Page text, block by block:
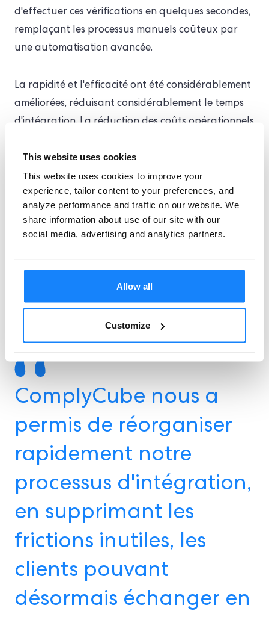
This website uses cookies
This website uses cookies to improve your
experience, tailor content to your preferences, and
analyze performance and traffic on our website. We
share information about use of our site with our
social media, advertising and analytics partners.
Allow all
Customize
d'effectuer ces vérifications en quelques secondes,
remplaçant les processus manuels coûteux par
une automatisation avancée.
La rapidité et l'efficacité ont été considérablement
améliorées, réduisant considérablement le temps
d'intégration. La réduction des coûts opérationnels
d'intégration a pu gérer sans problème un grand
nombre de nouveaux utilisateurs. L'amélioration
du respect des réglementations en matière de
lutte contre le blanchiment d'argent et de
connaissance du client (KYC) a été un facteur de
pénalités pour non-conformité.
ComplyCube nous a
permis de réorganiser
rapidement notre
processus d'intégration,
en supprimant les
frictions inutiles, les
clients pouvant
désormais échanger en